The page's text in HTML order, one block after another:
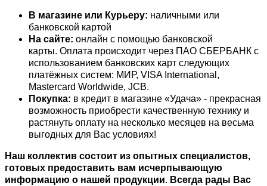
В магазине или Курьеру: наличными или
банковской картой
На сайте: онлайн с помощью банковской
карты. Оплата происходит через ПАО СБЕРБАНК с
использованием банковских карт следующих
платёжных систем: МИР, VISA International,
Mastercard Worldwide, JCB.
Покупка: в кредит в магазине «Удача» - прекрасная
возможность приобрести качественную технику и
растянуть оплату на несколько месяцев на весьма
выгодных для Вас условиях!
Наш коллектив состоит из опытных специалистов,
готовых предоставить вам исчерпывающую
информацию о нашей продукции. Всегда рады Вас